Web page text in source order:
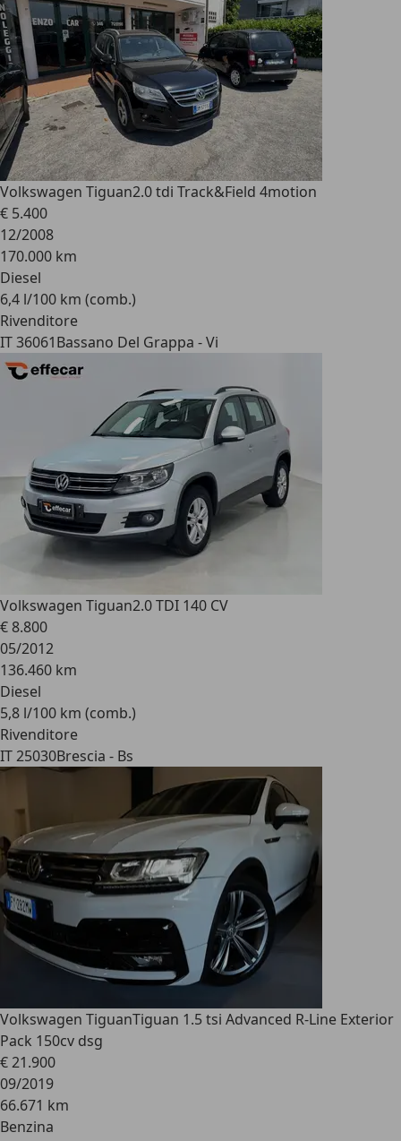
Volkswagen Tiguan2.0 tdi Track&Field 4motion
€ 5.400
12/2008
170.000 km
Diesel
6,4 l/100 km (comb.)
Rivenditore
IT 36061Bassano Del Grappa - Vi
Volkswagen Tiguan2.0 TDI 140 CV
€ 8.800
05/2012
136.460 km
Diesel
5,8 l/100 km (comb.)
Rivenditore
IT 25030Brescia - Bs
Volkswagen TiguanTiguan 1.5 tsi Advanced R-Line Exterior
Pack 150cv dsg
€ 21.900
09/2019
66.671 km
Benzina